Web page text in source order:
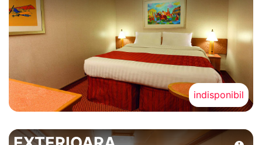
indisponibil